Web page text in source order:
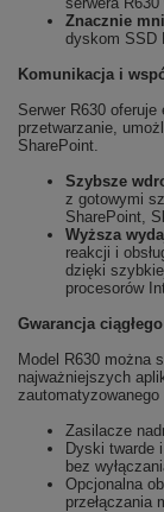
Znacznie
dyskom SSD
Komunikacja i
Serwer R630
przetwarzanie,
SharePoint.
Szybsze
z gotowymi
SharePoint,
Wyższa
reakcji i
dzięki
procesorów
Gwarancja
Model R630 można
najważniejszych
Zasilacze
Dyski twarde
bez
Opcjonalna
przełączania